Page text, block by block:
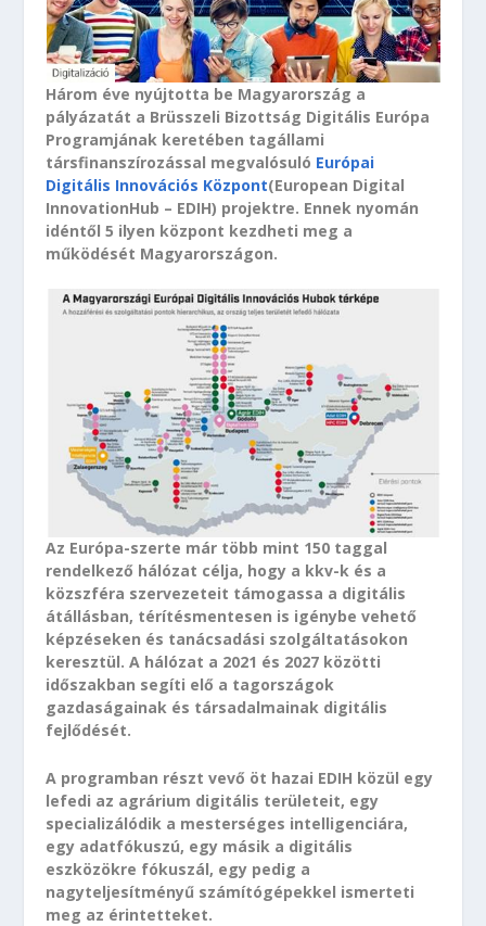
Három éve nyújtotta be Magyarország a
pályázatát a Brüsszeli Bizottság Digitális Európa
Programjának keretében tagállami
társfinanszírozással megvalósuló Európai
Digitális Innovációs Központ(European Digital
InnovationHub – EDIH) projektre. Ennek nyomán
idéntől 5 ilyen központ kezdheti meg a
működését Magyarországon.
Az Európa-szerte már több mint 150 taggal
rendelkező hálózat célja, hogy a kkv-k és a
közszféra szervezeteit támogassa a digitális
átállásban, térítésmentesen is igénybe vehető
képzéseken és tanácsadási szolgáltatásokon
keresztül. A hálózat a 2021 és 2027 közötti
időszakban segíti elő a tagországok
gazdaságainak és társadalmainak digitális
fejlődését.
A programban részt vevő öt hazai EDIH közül egy
lefedi az agrárium digitális területeit, egy
specializálódik a mesterséges intelligenciára,
egy adatfókuszú, egy másik a digitális
eszközökre fókuszál, egy pedig a
nagyteljesítményű számítógépekkel ismerteti
meg az érintetteket.